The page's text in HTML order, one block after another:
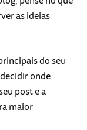
as ideias
do seu
onde
post e a
maior